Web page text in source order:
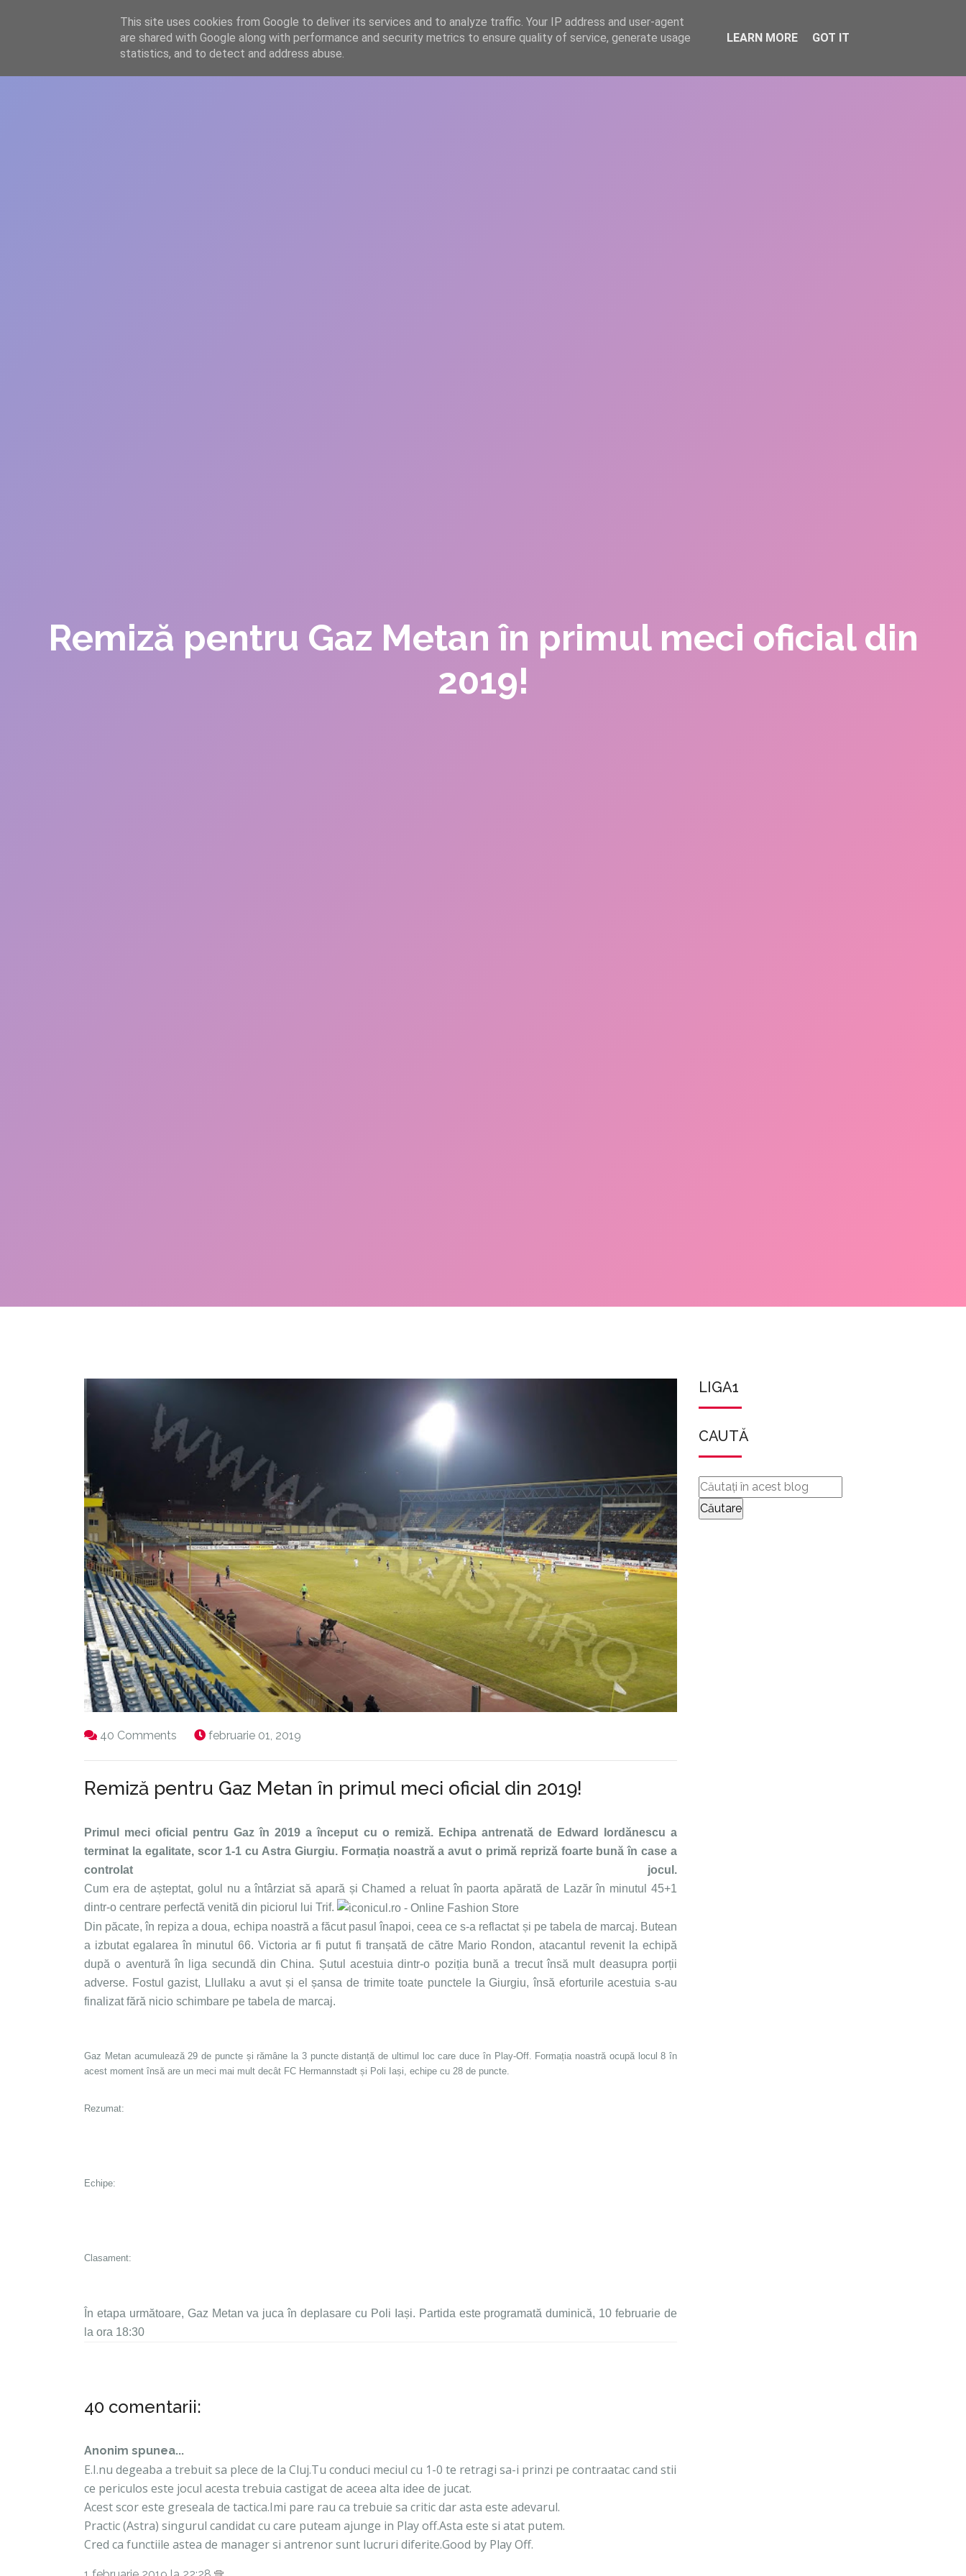
WWW.GAZISTI.RO HOME ARTICOLE DESPRE ECHIPĂ REPERE DONEAZĂ ARTICOLE CONTACT
Remiză pentru Gaz Metan în primul meci oficial din
2019!
40 Comments februarie 01, 2019
Remiză pentru Gaz Metan în primul meci oficial din 2019!
Primul meci oficial pentru Gaz în 2019 a început cu o remiză. Echipa antrenată de Edward Iordănescu a
terminat la egalitate, scor 1-1 cu Astra Giurgiu. Formația noastră a avut o primă repriză foarte bună în case a
controlat jocul.
Cum era de așteptat, golul nu a întârziat să apară și Chamed a reluat în paorta apărată de Lazăr în minutul 45+1
dintr-o centrare perfectă venită din piciorul lui Trif.
Din păcate, în repiza a doua, echipa noastră a făcut pasul înapoi, ceea ce s-a reflactat și pe tabela de marcaj. Butean
a izbutat egalarea în minutul 66. Victoria ar fi putut fi tranșată de către Mario Rondon, atacantul revenit la echipă
după o aventură în liga secundă din China. Șutul acestuia dintr-o poziția bună a trecut însă mult deasupra porții
adverse. Fostul gazist, Llullaku a avut și el șansa de trimite toate punctele la Giurgiu, însă eforturile acestuia s-au
finalizat fără nicio schimbare pe tabela de marcaj.
Gaz Metan acumulează 29 de puncte și rămâne la 3 puncte distanță de ultimul loc care duce în Play-Off. Formația noastră ocupă locul 8 în
acest moment însă are un meci mai mult decât FC Hermannstadt și Poli Iași, echipe cu 28 de puncte.
Rezumat:
Echipe:
Clasament:
În etapa următoare, Gaz Metan va juca în deplasare cu Poli Iași. Partida este programată duminică, 10 februarie de
la ora 18:30
40 comentarii:
Anonim spunea...
E.I.nu degeaba a trebuit sa plece de la Cluj.Tu conduci meciul cu 1-0 te retragi sa-i prinzi pe contraatac cand stii
ce periculos este jocul acesta trebuia castigat de aceea alta idee de jucat.
Acest scor este greseala de tactica.Imi pare rau ca trebuie sa critic dar asta este adevarul.
Practic (Astra) singurul candidat cu care puteam ajunge in Play off.Asta este si atat putem.
Cred ca functiile astea de manager si antrenor sunt lucruri diferite.Good by Play Off.
LIGA1
CAUTĂ
This site uses cookies from Google to deliver its services and to analyze traffic. Your IP address and user-agent
are shared with Google along with performance and security metrics to ensure quality of service, generate usage
statistics, and to detect and address abuse.
LEARN MORE GOT IT